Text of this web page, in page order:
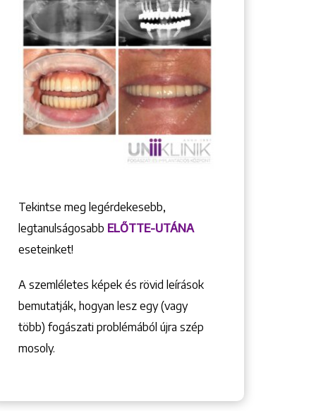
Tekintse meg legérdekesebb,
legtanulságosabb ELŐTTE-UTÁNA
eseteinket!
A szemléletes képek és rövid leírások
bemutatják, hogyan lesz egy (vagy
több) fogászati problémából újra szép
mosoly.